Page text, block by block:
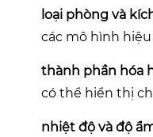
loại phòng và
các mô hình
thành phần hóa
có thể hiển thị
nhiệt độ và độ